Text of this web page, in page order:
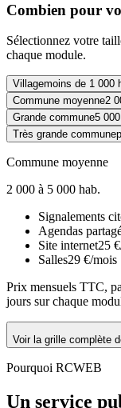
Combien pour
Sélectionnez votre
chaque module.
Villagemoins de 1 000
Commune moyenne2
Grande commune5
Très grande commune
Commune moyenne
2 000 à 5 000 hab.
Signalements
Agendas
Site internet25 €
Salles29 €/mois
Prix mensuels TTC,
jours sur chaque
Voirla grille complète
Pourquoi RCWEB
Un service